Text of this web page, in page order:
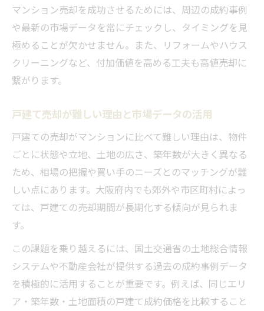
マンション売却を成功させるためには、周辺の成約事例
や最新の市場データを常にチェックし、タイミングを見
極めることが欠かせません。また、リフォームやハウス
クリーニングなど、付加価値を高める工夫も高値売却に
繋がります。
戸建て売却が難しい理由と市場データの活用
戸建ての売却がマンションに比べて難しい理由は、物件
ごとに状態や立地、土地の広さ、築年数が大きく異なる
ため、相場の把握や買い手のニーズとのマッチングが難
しい点にあります。大阪府内でも郊外や市区町村によっ
ては、戸建ての売却期間が長期化する傾向が見られま
す。
この課題を乗り越えるには、国土交通省の土地総合情報
システムや不動産会社が提供する過去の成約事例データ
を積極的に活用することが重要です。例えば、同じエリ
ア・築年数・土地面積の戸建て成約価格を比較すること